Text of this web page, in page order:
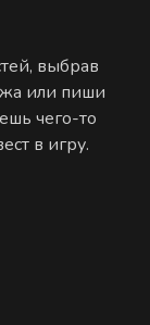
выбрав
или пиши
чего-то
в игру.